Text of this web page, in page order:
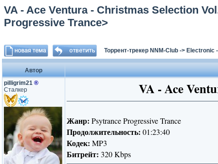
VA - Ace Ventura - Christmas Selection
Progressive Trance>
Торрент-трекер NNM-Club -> Electronic
Автор
pilligrim21 ®
Сталкер
VA - Ace
Жанр: Psytrance Progressive Trance
Продолжительность: 01:23:40
Кодек: MP3
Битрейт: 320 Kbps